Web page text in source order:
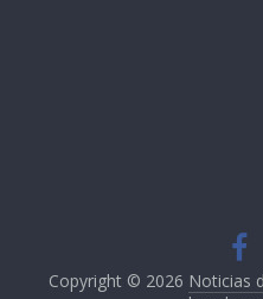
Copyright © 2026 Noticias